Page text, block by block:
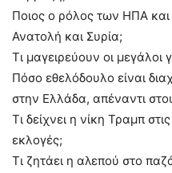
Ποιος ο ρόλος των ΗΠΑ
Ανατολή και Συρία;
Τι μαγειρεύουν οι μεγάλοι
Πόσο εθελόδουλο είναι
στην Ελλάδα, απέναντι
Τι δείχνει η νίκη Τραμπ
εκλογές;
Τι ζητάει η αλεπού στο